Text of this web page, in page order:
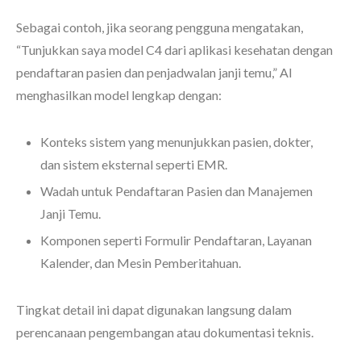
Sebagai contoh, jika seorang pengguna mengatakan,
“Tunjukkan saya model C4 dari aplikasi kesehatan dengan
pendaftaran pasien dan penjadwalan janji temu,” AI
menghasilkan model lengkap dengan:
Konteks sistem yang menunjukkan pasien, dokter,
dan sistem eksternal seperti EMR.
Wadah untuk Pendaftaran Pasien dan Manajemen
Janji Temu.
Komponen seperti Formulir Pendaftaran, Layanan
Kalender, dan Mesin Pemberitahuan.
Tingkat detail ini dapat digunakan langsung dalam
perencanaan pengembangan atau dokumentasi teknis.